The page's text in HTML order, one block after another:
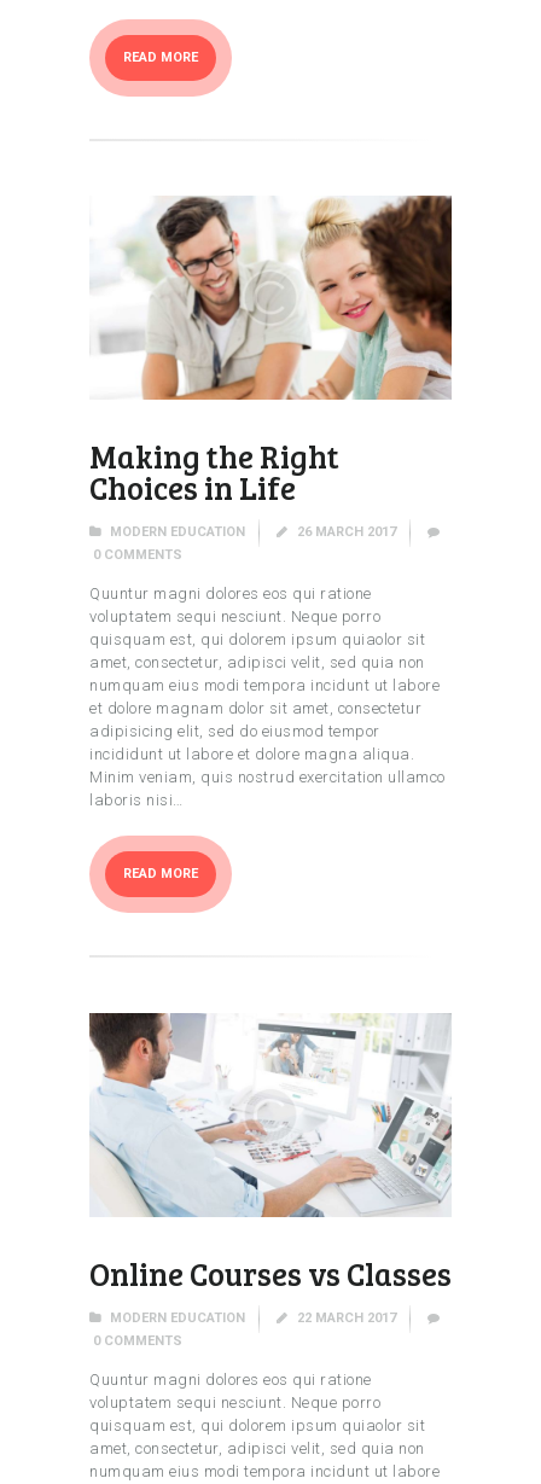
READ MORE
Making the Right
Choices in Life
MODERN EDUCATION
26 MARCH 2017
0 COMMENTS
Quuntur magni dolores eos qui ratione
voluptatem sequi nesciunt. Neque porro
quisquam est, qui dolorem ipsum quiaolor sit
amet, consectetur, adipisci velit, sed quia non
numquam eius modi tempora incidunt ut labore
et dolore magnam dolor sit amet, consectetur
adipisicing elit, sed do eiusmod tempor
incididunt ut labore et dolore magna aliqua.
Minim veniam, quis nostrud exercitation ullamco
laboris nisi…
READ MORE
Online Courses vs Classes
MODERN EDUCATION
22 MARCH 2017
0 COMMENTS
Quuntur magni dolores eos qui ratione
voluptatem sequi nesciunt. Neque porro
quisquam est, qui dolorem ipsum quiaolor sit
amet, consectetur, adipisci velit, sed quia non
numquam eius modi tempora incidunt ut labore